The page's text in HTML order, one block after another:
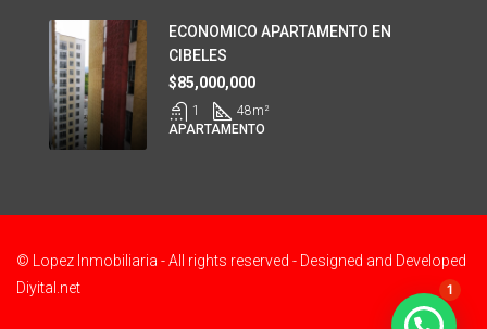
ECONOMICO APARTAMENTO EN
CIBELES
$85,000,000
1 48m²
APARTAMENTO
© Lopez Inmobiliaria - All rights reserved - Designed and Developed
Diyital.net
1